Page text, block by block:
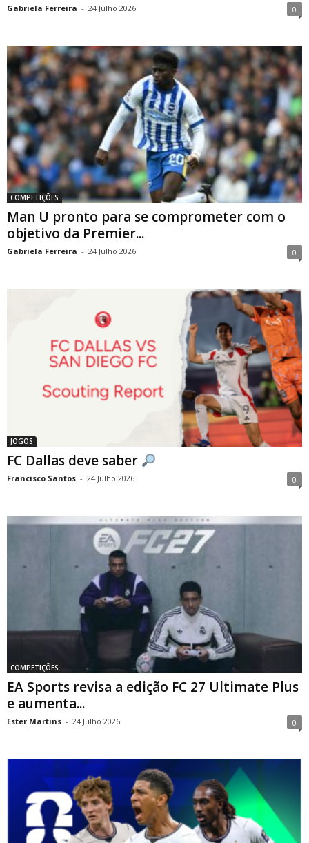
Gabriela Ferreira - 24 Julho 2026 0
COMPETIÇÕES
Man U pronto para se comprometer com o
objetivo da Premier...
Gabriela Ferreira - 24 Julho 2026 0
JOGOS
FC Dallas deve saber
Francisco Santos - 24 Julho 2026 0
COMPETIÇÕES
EA Sports revisa a edição FC 27 Ultimate Plus
e aumenta...
Ester Martins - 24 Julho 2026 0